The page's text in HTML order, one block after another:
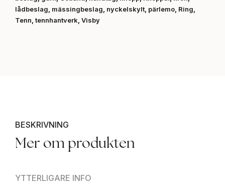
lådbeslag mässingbeslag nyckelskylt pärlemo Ring
Tenn tennhantverk Visby
BESKRIVNING
YTTERLIGARE INFO
Mer om produkten